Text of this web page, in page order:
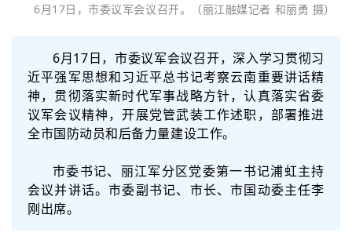
6月17日，市委议军会议召开。（丽江融媒记者 和丽勇 摄）
6月17日，市委议军会议召开，深入学习贯彻习
近平强军思想和习近平总书记考察云南重要讲话精
神，贯彻落实新时代军事战略方针，认真落实省委
议军会议精神，开展党管武装工作述职，部署推进
全市国防动员和后备力量建设工作。
市委书记、丽江军分区党委第一书记浦虹主持
会议并讲话。市委副书记、市长、市国动委主任李
刚出席。